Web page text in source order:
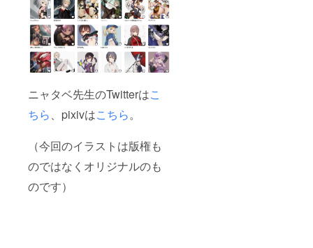
ニャタベ先生のTwitterはこ
ちら、pixivはこちら。
（今回のイラストは版権も
のではなくオリジナルのも
のです）